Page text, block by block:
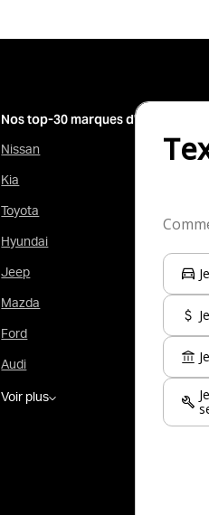
Nos top-30 marques d'occasion
Nissan
Kia
Toyota
Hyundai
Jeep
Mazda
Ford
Audi
Voir plus